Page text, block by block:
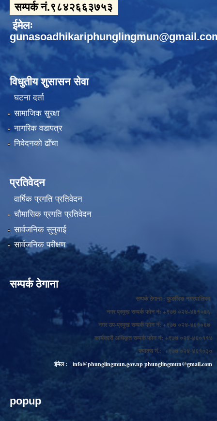
सम्पर्क नं.९८४२६६३७५३
ईमेलः
विधुतीय शुसासन सेवा
घटना दर्ता
सामाजिक सुरक्षा
नागरिक वडापत्र
निवेदनको ढाँचा
प्रतिवेदन
वार्षिक प्रगति प्रतिवेदन
चौमासिक प्रगति प्रतिवेदन
सार्वजनिक सुनुवाई
सार्वजनिक परीक्षण
सम्पर्क ठेगाना
सम्पर्क ठेगाना : फुङलिङ नगरपालिका
नगर प्रमुख सम्पर्क फोन नं: +९७७ ०२४-४६१०६६
नगर उप-प्रमुख सम्पर्क फोन नं: +९७७ ०२४-४६१०६७
कार्यकारी अधिकृत सम्पर्क फोन नं: +९७७ ०२४-४६०११४
फ्याक्स नं.: +९७७ ०२४-४६१०३०
ईमेल :
info@phunglingmun.gov.npphunglingmun@gmail.com
popup